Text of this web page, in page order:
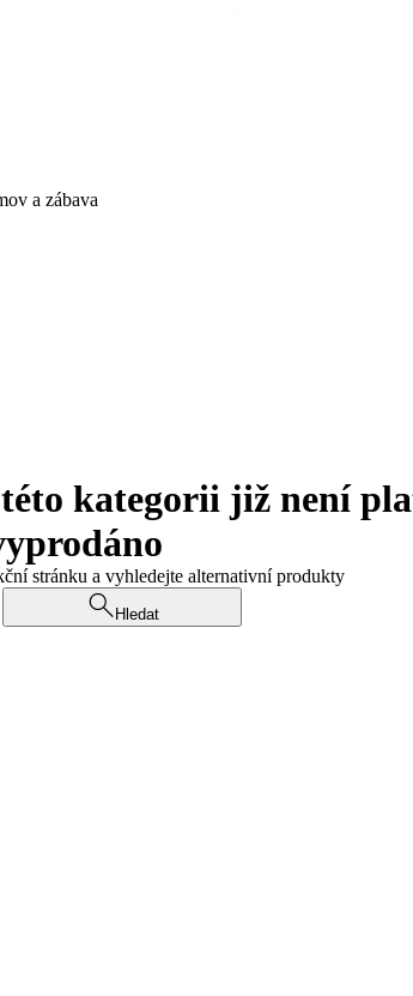
a zábava
kategorii již není
stránku a vyhledejte alternativní produkty
Hledat